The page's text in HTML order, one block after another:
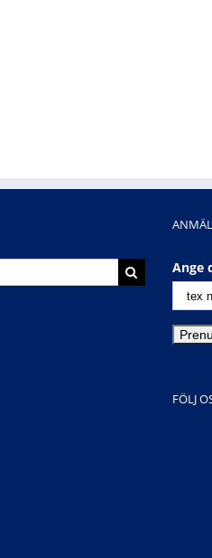
Ange
FÖLJ